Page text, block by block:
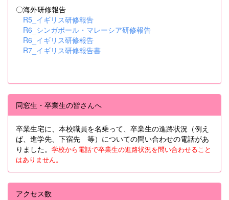
〇海外研修報告
R5_イギリス研修報告
R6_シンガポール・マレーシア研修報告
R6_イギリス研修報告
R7_イギリス研修報告書
同窓生・卒業生の皆さんへ
卒業生宅に、本校職員を名乗って、卒業生の進路状況（例え
ば、進学先、下宿先 等）についての問い合わせの電話があ
りました。 学校から電話で卒業生の進路状況を問い合わせること
はありません。
アクセス数